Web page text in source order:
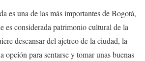
es una de las más importantes de Bogotá,
es considerada patrimonio cultural de la
descansar del ajetreo de la ciudad, la
opción para sentarse y tomar unas buenas